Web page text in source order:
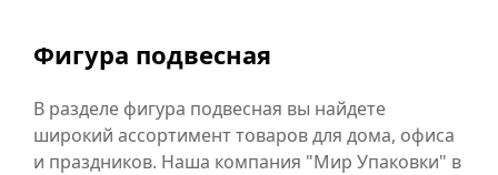
Фигура подвесная
В разделе фигура подвесная вы найдете
широкий ассортимент товаров для дома, офиса
и праздников. Наша компания "Мир Упаковки" в